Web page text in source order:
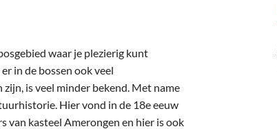
waar je plezierig kunt
in de bossen ook veel
is veel minder bekend. Met name
Hier vond in de 18e eeuw
van kasteel Amerongen en hier is ook